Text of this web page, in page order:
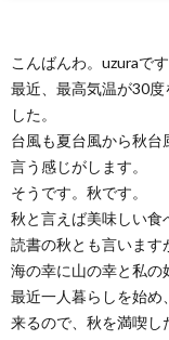
こんばんわ。uzuraです
最近、最高気温が30
した。
台風も夏台風から秋台
言う感じがします。
そうです。秋です。
秋と言えば美味しい食
読書の秋とも言います
海の幸に山の幸と私の
最近一人暮らしを始め
来るので、秋を満喫し